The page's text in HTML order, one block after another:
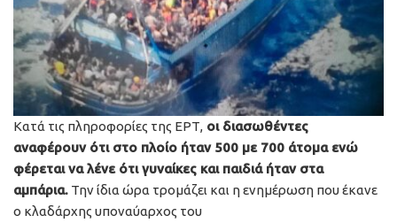
Κατά τις πληροφορίες της ΕΡΤ, οι διασωθέντες
αναφέρουν ότι στο πλοίο ήταν 500 με 700 άτομα ενώ
φέρεται να λένε ότι γυναίκες και παιδιά ήταν στα
αμπάρια. Την ίδια ώρα τρομάζει και η ενημέρωση που έκανε
ο κλαδάρχης υποναύαρχος του